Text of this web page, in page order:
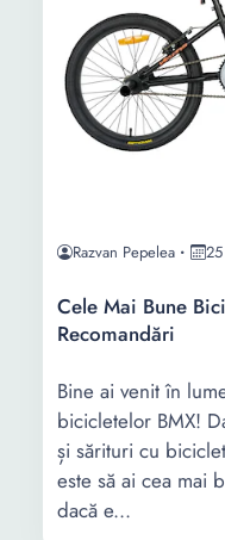
Razvan Pepelea
Cele Mai Bune
Recomandări
Bine ai venit în
bicicletelor BMX!
și sărituri cu
este să ai cea mai
dacă e...